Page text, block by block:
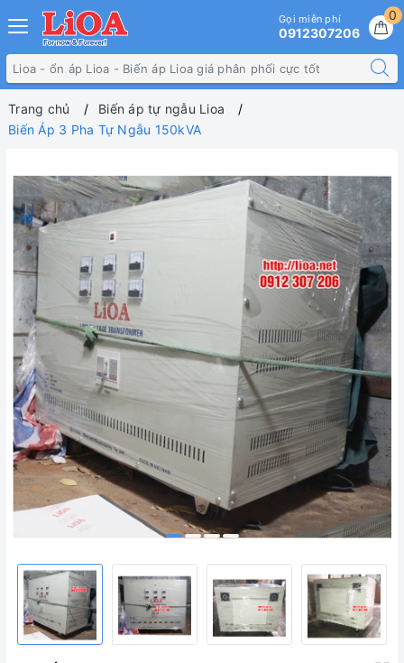
0
Gọi miễn phí
0912307206
Trang chủ
Biến áp tự ngẫu Lioa
Biến Áp 3 Pha Tự Ngẫu 150kVA